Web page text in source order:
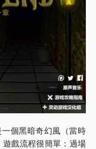
個黑暗奇幻風（當時
戲流程很簡單：過場